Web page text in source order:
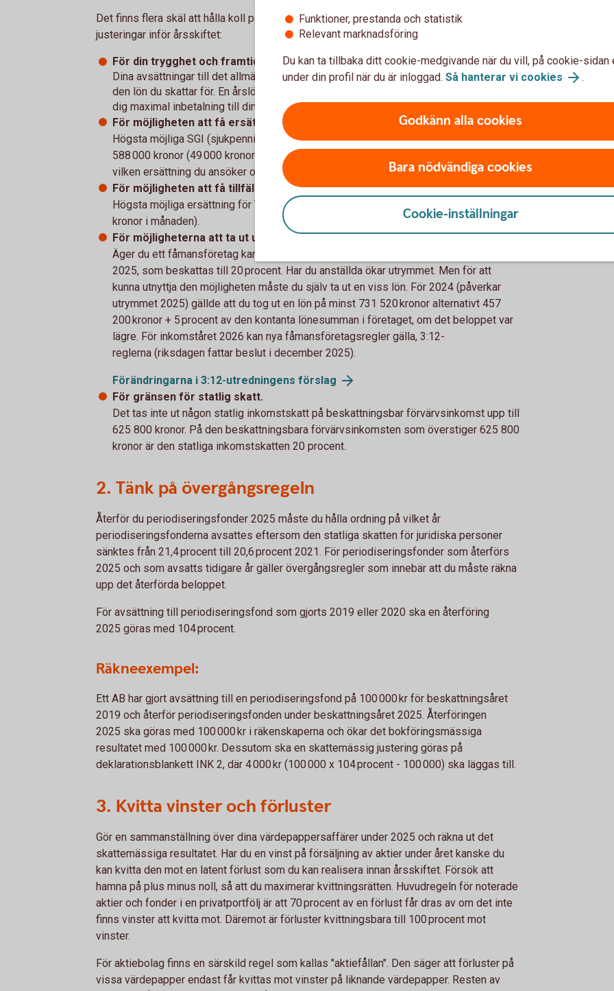
Det finns flera skäl att hålla koll på vad du tagit ut i lön under året och eventuellt göra
justeringar inför årsskiftet:
För din trygghet och framtida pension.
Dina avsättningar till det allmänna pensions- och försäkringssystemet grundar sig på
den lön du skattar för. En årslön på 650 442 kronor (cirka 54 204 kronor i månaden) ger
dig maximal inbetalning till din allmänna pension.
För möjligheten att få ersättning när du blir sjuk eller ska vara föräldraledig.
Högsta möjliga SGI (sjukpenningsgrundande inkomst) får du när du har en årslön på
588 000 kronor (49 000 kronor i månaden). Hur mycket du får i ersättning beror på
vilken ersättning du ansöker om hos Försäkringskassan.
För möjligheten att få tillfällig föräldrapenning (VAB).
Högsta möjliga ersättning för VAB får du vid en årslön på 441 000 kronor (36 750
kronor i månaden).
För möjligheterna att ta ut utdelning.
Äger du ett fåmansföretag kan du ta ut utdelning på 209 550 kronor inkomståret
2025, som beskattas till 20 procent. Har du anställda ökar utrymmet. Men för att
kunna utnyttja den möjligheten måste du själv ta ut en viss lön. För 2024 (påverkar
utrymmet 2025) gällde att du tog ut en lön på minst 731 520 kronor alternativt 457
200 kronor + 5 procent av den kontanta lönesumman i företaget, om det beloppet var
lägre. För inkomståret 2026 kan nya fåmansföretagsregler gälla, 3:12-
reglerna (riksdagen fattar beslut i december 2025).
Förändringarna i 3:12-utredningens förslag
För gränsen för statlig skatt.
Det tas inte ut någon statlig inkomstskatt på beskattningsbar förvärvsinkomst upp till
625 800 kronor. På den beskattningsbara förvärvsinkomsten som överstiger 625 800
kronor är den statliga inkomstskatten 20 procent.
2. Tänk på övergångsregeln
Återför du periodiseringsfonder 2025 måste du hålla ordning på vilket år
periodiseringsfonderna avsattes eftersom den statliga skatten för juridiska personer
sänktes från 21,4 procent till 20,6 procent 2021. För periodiseringsfonder som återförs
2025 och som avsatts tidigare år gäller övergångsregler som innebär att du måste räkna
upp det återförda beloppet.
För avsättning till periodiseringsfond som gjorts 2019 eller 2020 ska en återföring
2025 göras med 104 procent.
Räkneexempel:
Ett AB har gjort avsättning till en periodiseringsfond på 100 000 kr för beskattningsåret
2019 och återför periodiseringsfonden under beskattningsåret 2025. Återföringen
2025 ska göras med 100 000 kr i räkenskaperna och ökar det bokföringsmässiga
resultatet med 100 000 kr. Dessutom ska en skattemässig justering göras på
deklarationsblankett INK 2, där 4 000 kr (100 000 x 104 procent - 100 000) ska läggas till.
3. Kvitta vinster och förluster
Gör en sammanställning över dina värdepappersaffärer under 2025 och räkna ut det
skattemässiga resultatet. Har du en vinst på försäljning av aktier under året kanske du
kan kvitta den mot en latent förlust som du kan realisera innan årsskiftet. Försök att
hamna på plus minus noll, så att du maximerar kvittningsrätten. Huvudregeln för noterade
aktier och fonder i en privatportfölj är att 70 procent av en förlust får dras av om det inte
finns vinster att kvitta mot. Däremot är förluster kvittningsbara till 100 procent mot
vinster.
För aktiebolag finns en särskild regel som kallas "aktiefållan". Den säger att förluster på
vissa värdepapper endast får kvittas mot vinster på liknande värdepapper. Resten av
Funktioner, prestanda och statistik
Relevant marknadsföring
Du kan ta tillbaka ditt cookie-medgivande när du vill, på cookie-sidan
under din profil när du är inloggad. Så hanterar vi cookies .
Godkänn alla cookies
Bara nödvändiga cookies
Cookie-inställningar